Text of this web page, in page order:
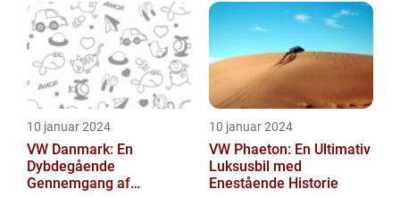
10 januar 2024
VW Danmark: En
Dybdegående
Gennemgang af
10 januar 2024
VW Phaeton: En Ultimativ
Luksusbil med
Enestående Historie